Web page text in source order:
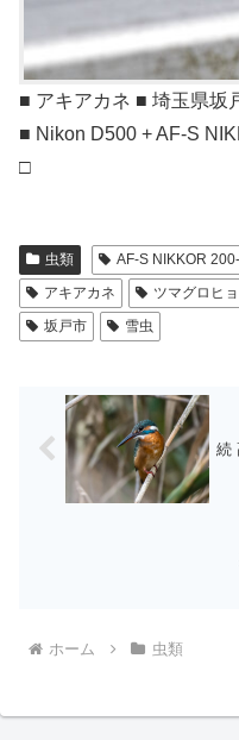
■ アキアカネ ■ 埼玉県坂
■ Nikon D500 + AF-S
□
虫類 AF-S NIKKOR
アキアカネ
ツマグロヒ
坂戸市
雪虫
続
ホーム 虫類